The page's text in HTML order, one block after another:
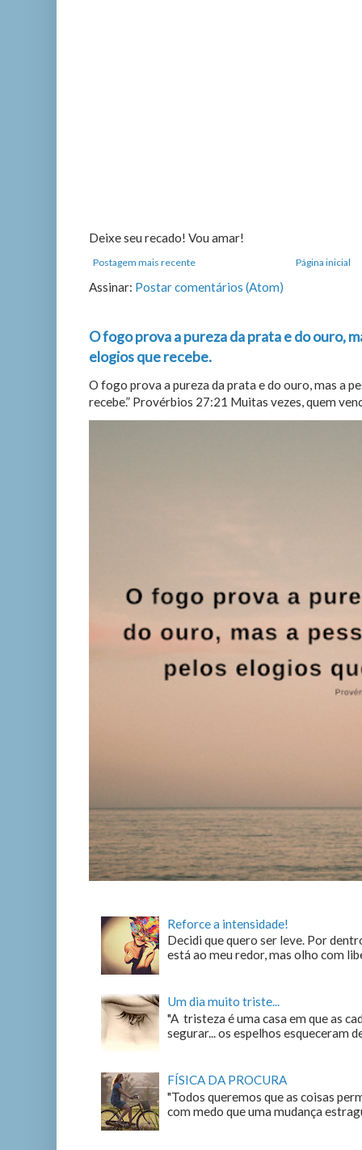
Deixe seu recado! Vou amar!
Postagem mais recente Página inicial
Assinar: Postar comentários (Atom)
O fogo prova a pureza da prata e do ouro,
elogios que recebe.
O fogo prova a pureza da prata e do ouro, mas a
recebe.” Provérbios 27:21 Muitas vezes, quem
Reforce a intensidade!
Decidi que quero ser leve. Por
está ao meu redor, mas olho com
Um dia muito triste...
"A tristeza é uma casa em que as
segurar... os espelhos esqueceram
FÍSICA DA PROCURA
"Todos queremos que as coisas
com medo que uma mudança